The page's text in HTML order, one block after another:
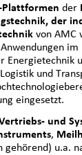
Plattformen der
der
von AMC
Energietechnik
und
eingesetzt.
und
,
gehörend) u.a.